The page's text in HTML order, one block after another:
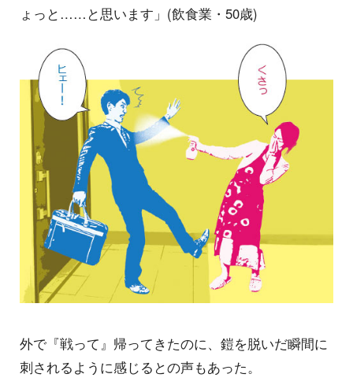
ょっと……と思います」(飲食業・50歳)
外で『戦って』帰ってきたのに、鎧を脱いだ瞬間に
刺されるように感じるとの声もあった。